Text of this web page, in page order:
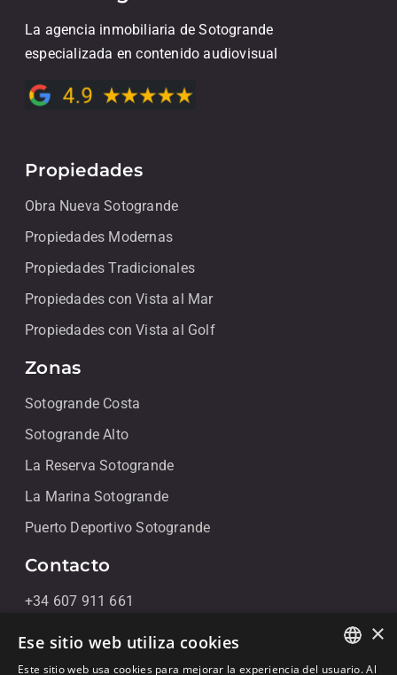
La agencia inmobiliaria de Sotogrande
especializada en contenido audiovisual
Propiedades
Obra Nueva Sotogrande
Propiedades Modernas
Propiedades Tradicionales
Propiedades con Vista al Mar
Propiedades con Vista al Golf
Zonas
Sotogrande Costa
Sotogrande Alto
La Reserva Sotogrande
La Marina Sotogrande
Puerto Deportivo Sotogrande
Contacto
+34 607 911 661
+34 856 091 709
info@noll-sotogrande.com
×
Ese sitio web utiliza cookies
Este sitio web usa cookies para mejorar la experiencia del usuario. Al